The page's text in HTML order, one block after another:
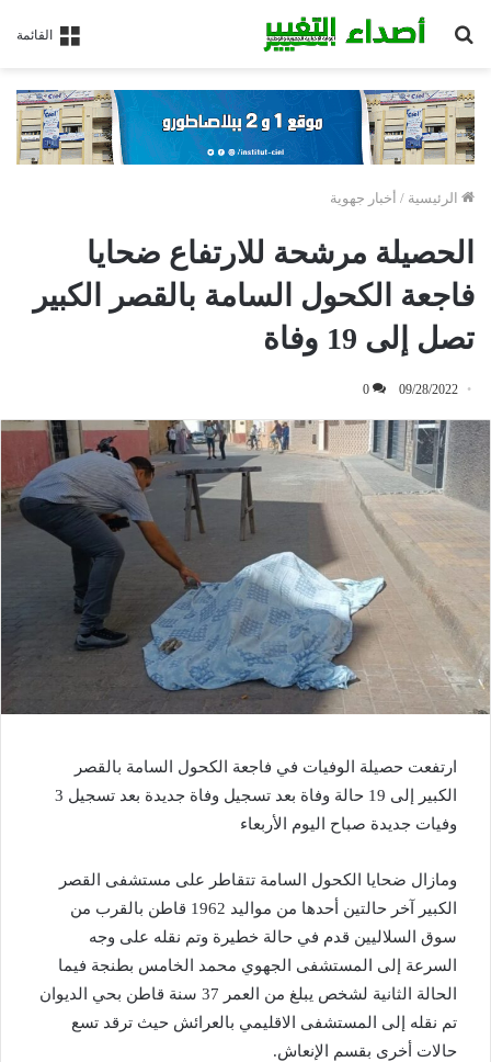
القائمة
الرئيسية / أخبار جهوية
الحصيلة مرشحة للارتفاع ضحايا
فاجعة الكحول السامة بالقصر الكبير
تصل إلى 19 وفاة
09/28/2022
0
ارتفعت حصيلة الوفيات في فاجعة الكحول السامة بالقصر
الكبير إلى 19 حالة وفاة بعد تسجيل وفاة جديدة بعد تسجيل 3
وفيات جديدة صباح اليوم الأربعاء
ومازال ضحايا الكحول السامة تتقاطر على مستشفى القصر
الكبير آخر حالتين أحدها من مواليد 1962 قاطن بالقرب من
سوق السلاليين قدم في حالة خطيرة وتم نقله على وجه
السرعة إلى المستشفى الجهوي محمد الخامس بطنجة فيما
الحالة الثانية لشخص يبلغ من العمر 37 سنة قاطن بحي الديوان
تم نقله إلى المستشفى الاقليمي بالعرائش حيث ترقد تسع
حالات أخرى بقسم الإنعاش.